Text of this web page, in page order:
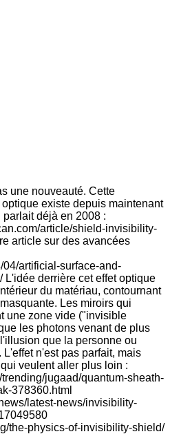
une nouveauté. Cette
existe depuis maintenant
déjà en 2008 :
article/shield-invisibility-
article sur des avancées
04/artificial-surface-and-
L'idée derrière cet effet optique
du matériau, contournant
Les miroirs qui
une zone vide ("invisible
les photons venant de plus
que la personne ou
n'est pas parfait, mais
veulent aller plus loin :
jugaad/quantum-sheath-
378360.html
latest-news/invisibility-
the-physics-of-invisibility-shield/